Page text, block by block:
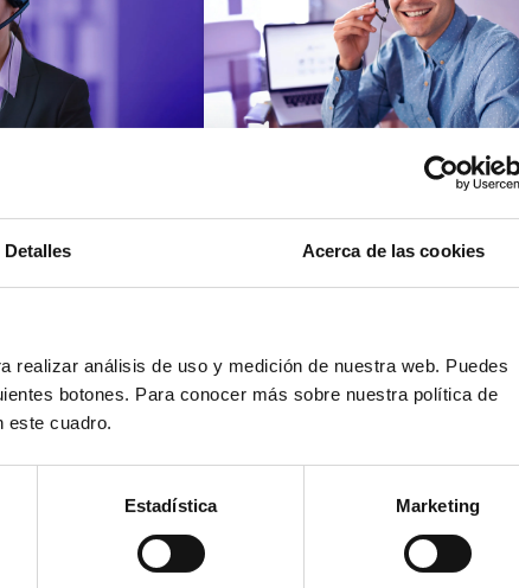
Detalles Acerca de las cookies
realizar análisis de uso y medición de nuestra web. Puedes
botones. Para conocer más sobre nuestra política de
este cuadro.
Estadística Marketing
la
en
Cómo comprobar si tu
los tiempos de respuesta